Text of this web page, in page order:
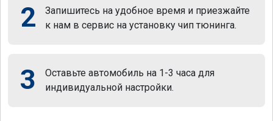
2
Запишитесь на удобное время и приезжайте
к нам в сервис на установку чип тюнинга.
3
Оставьте автомобиль на 1-3 часа для
индивидуальной настройки.